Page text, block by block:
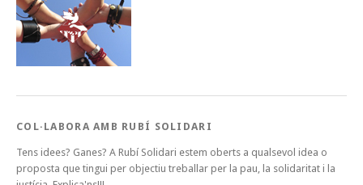
COL·LABORA AMB RUBÍ SOLIDARI
Tens idees? Ganes? A Rubí Solidari estem oberts a qualsevol idea o
proposta que tingui per objectiu treballar per la pau, la solidaritat i la